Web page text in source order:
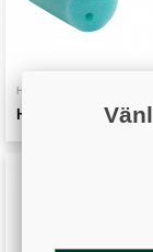
HÅLTAGNING
Hålkoppsplugg